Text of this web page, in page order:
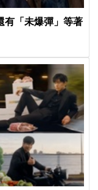
有「未爆彈」等著